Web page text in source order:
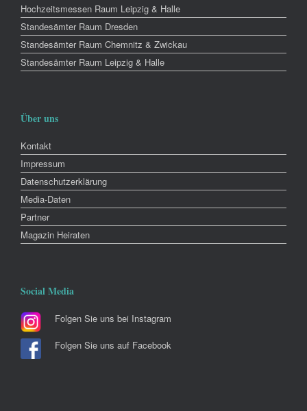
Hochzeitsmessen Raum Leipzig & Halle
Standesämter Raum Dresden
Standesämter Raum Chemnitz & Zwickau
Standesämter Raum Leipzig & Halle
Über uns
Kontakt
Impressum
Datenschutzerklärung
Media-Daten
Partner
Magazin Heiraten
Social Media
Folgen Sie uns bei Instagram
Folgen Sie uns auf Facebook